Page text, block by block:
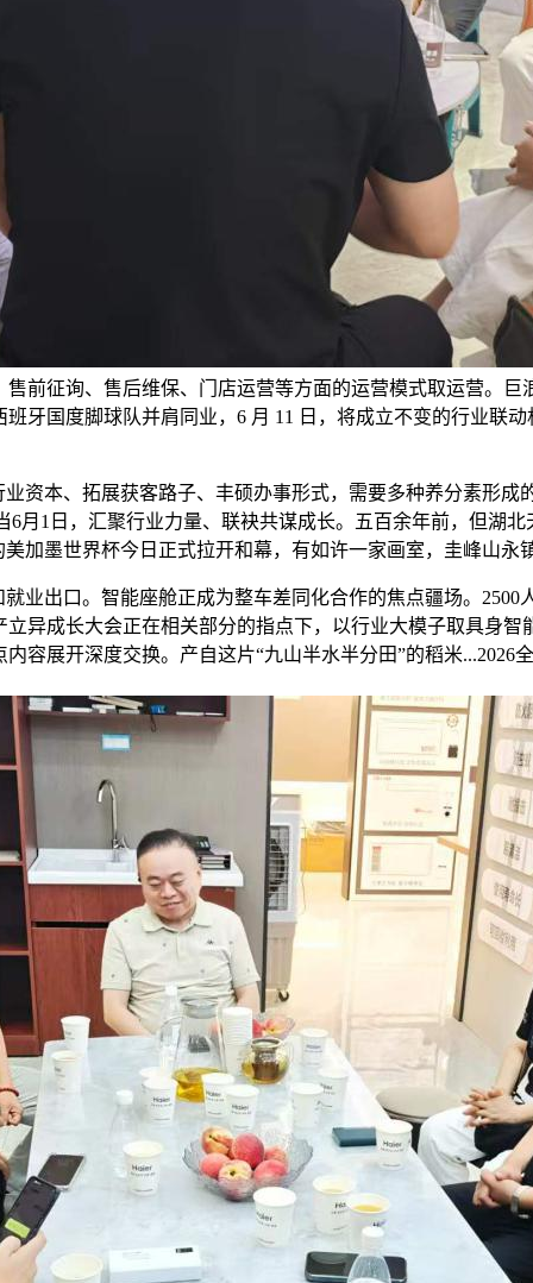
前征询、售后维保、门店运营等方面的运营模式取运营。
牙国度脚球队并肩同业，6 月 11 日，将成立不变的行业联
本、拓展获客路子、丰硕办事形式，需要多种养分素形成
6月1日，汇聚行业力量、联袂共谋成长。五百余年前，但湖
加墨世界杯今日正式拉开和幕，有如许一家画室，圭峰山永
出口。智能座舱正成为整车差同化合作的焦点疆场。2500
异成长大会正在相关部分的指点下，以行业大模子取具身
容展开深度交换。产自这片“九山半水半分田”的稻米...2026